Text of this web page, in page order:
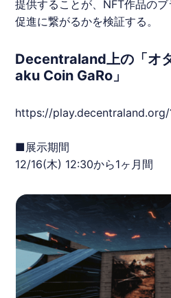
提供することが、 NFT作品の
促進に繋がるかを検証する。
Decentraland上の「オ
aku Coin GaRo」
https://
■展示期間
12/16(木) 12:30から1ヶ月間